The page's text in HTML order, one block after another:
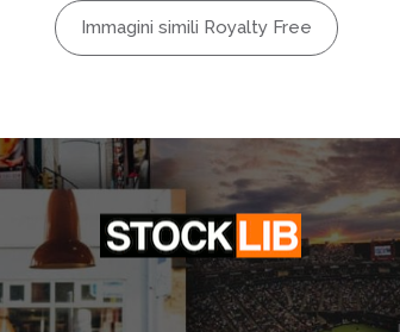
Immagini simili Royalty Free